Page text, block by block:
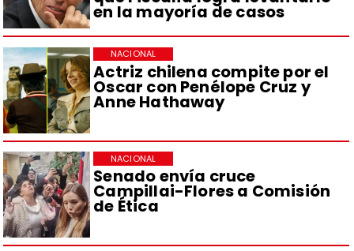
en la mayoría de casos
Actriz chilena compite por el
Oscar con Penélope Cruz y
Anne Hathaway
NACIONAL
Senado envía cruce
Campillai-Flores a Comisión
de Ética
NACIONAL